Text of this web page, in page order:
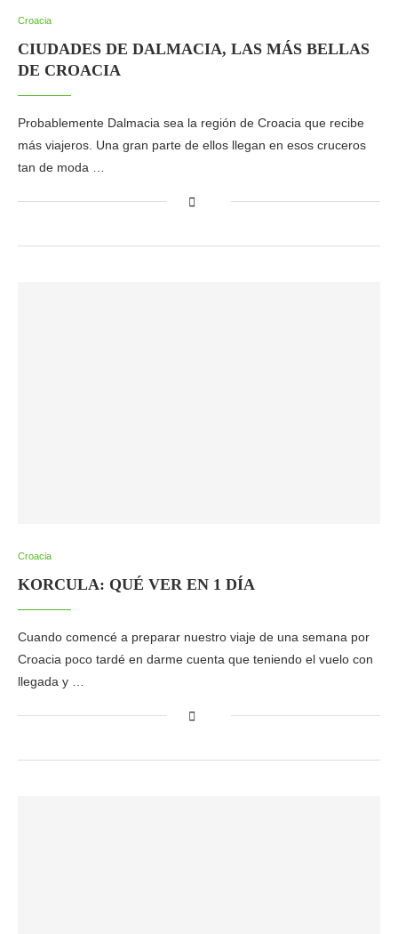
Croacia
CIUDADES DE DALMACIA, LAS MÁS BELLAS
DE CROACIA
Probablemente Dalmacia sea la región de Croacia que recibe
más viajeros. Una gran parte de ellos llegan en esos cruceros
tan de moda …
Croacia
KORCULA: QUÉ VER EN 1 DÍA
Cuando comencé a preparar nuestro viaje de una semana por
Croacia poco tardé en darme cuenta que teniendo el vuelo con
llegada y …